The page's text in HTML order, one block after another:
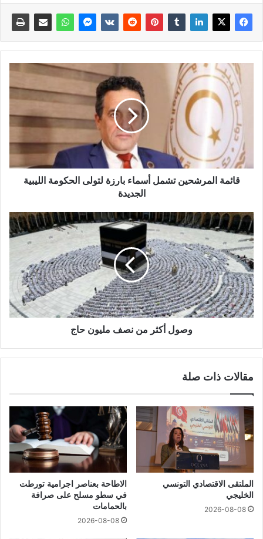
قائمة المرشحين تشمل أسماء بارزة لتولى الحكومة الليبية
الجديدة
وصول أكثر من نصف مليون حاج
مقالات ذات صلة
الملتقى الاقتصادي التونسي
الخليجي
2026-08-08
الاطاحة بعناصر اجرامية تورطت
في سطو مسلح على صرافة
بالحمامات
2026-08-08